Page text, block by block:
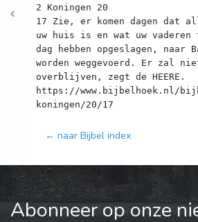
2 Koningen 20
17 Zie, er komen dagen dat
uw huis is en wat uw vaderen
dag hebben opgeslagen, naar
worden weggevoerd. Er zal
overblijven, zegt de HEERE.
https://www.bijbelhoek.nl/
← naar Bijbel index
Abonneer op onze